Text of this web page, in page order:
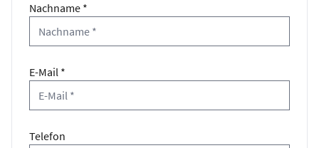
Nachname *
E-Mail *
Telefon